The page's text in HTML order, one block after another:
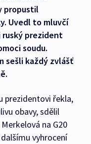
propustil
Uvedl to mluvčí
ruský prezident
soudu.
sešli každý zvlášť
prezidentovi řekla,
obavy, sdělil
na G20
vyhrocení